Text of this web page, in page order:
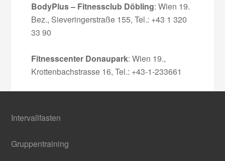
BodyPlus – Fitnessclub Döbling: Wien 19.
Bez., Sieveringerstraße 155, Tel.: +43 1 320
33 90
Fitnesscenter Donaupark: Wien 19.,
Krottenbachstrasse 16, Tel.: +43-1-233661
Intervallfasten
Gruppentraining